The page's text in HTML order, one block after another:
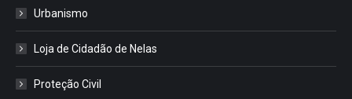
Urbanismo
Loja de Cidadão de Nelas
Proteção Civil